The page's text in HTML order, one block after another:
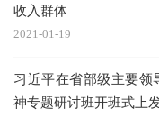
收入群体
2021-01-19
习近平在省部级主要领
神专题研讨班开班式上